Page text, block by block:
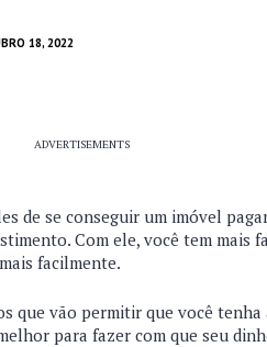
18, 2022
ADVERTISEMENTS
de se conseguir um imóvel
Com ele, você tem mais
facilmente.
que vão permitir que você
para fazer com que seu